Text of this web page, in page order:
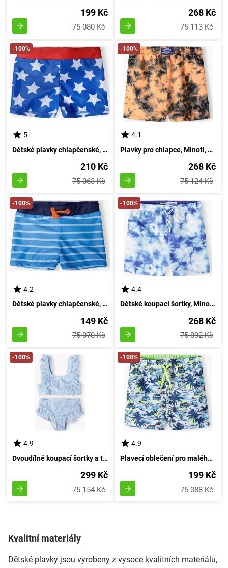
199 Kč
75 080 Kč
268 Kč
75 113 Kč
-100%
5
Dětské plavky chlapčenské, značky Minoti, Kolekce 13plavání 7, Velikost kluka - 92/98 | 2/3let
210 Kč
75 063 Kč
-100%
4.1
Plavky pro chlapce, Minoti, 13plavání 24, Kluk - 98/104 | 3/4let
268 Kč
75 124 Kč
-100%
4.2
Dětské plavky chlapčenské, Minoti, 13swim 8, Kluk - velikost 86/92 | 18-24 měsíců
149 Kč
75 070 Kč
-100%
4.4
Dětské koupací šortky, Minoti, 13plavání 17, Chlapec - 98/104 | 3/4roky
268 Kč
75 092 Kč
-100%
4.9
Dvoudílné koupací šortky a top pro dívky od značky Minoti, model 14swim21, Velikost Holka - 158/164 | Věk 13/14 let
299 Kč
75 154 Kč
-100%
4.9
Plavecí oblečení pro malého chlapce, Minoti, 13plavec 16, Kluk - 92/98 | 2/3roky
199 Kč
75 088 Kč
Kvalitní materiály
Dětské plavky jsou vyrobeny z vysoce kvalitních materiálů,